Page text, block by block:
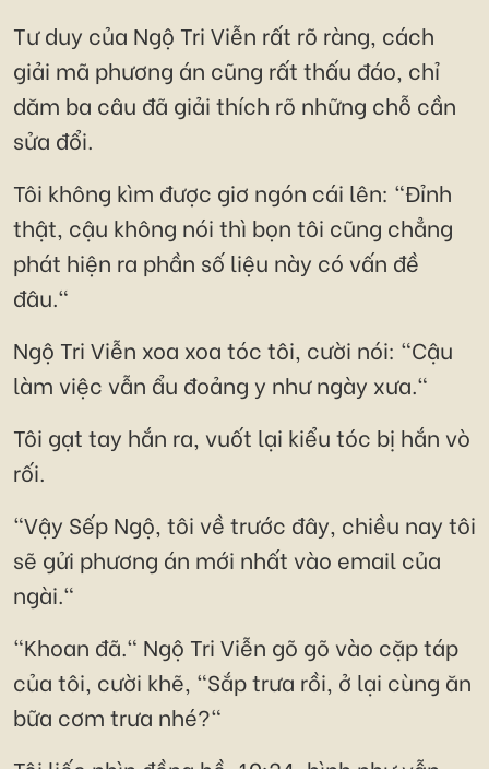
Tư duy của Ngộ Tri Viễn rất rõ ràng, cách
giải mã phương án cũng rất thấu đáo, chỉ
dăm ba câu đã giải thích rõ những chỗ cần
sửa đổi.
Tôi không kìm được giơ ngón cái lên: "Đỉnh
thật, cậu không nói thì bọn tôi cũng chẳng
phát hiện ra phần số liệu này có vấn đề
đâu."
Ngộ Tri Viễn xoa xoa tóc tôi, cười nói: "Cậu
làm việc vẫn ẩu đoảng y như ngày xưa."
Tôi gạt tay hắn ra, vuốt lại kiểu tóc bị hắn vò
rối.
"Vậy Sếp Ngộ, tôi về trước đây, chiều nay tôi
sẽ gửi phương án mới nhất vào email của
ngài."
"Khoan đã." Ngộ Tri Viễn gõ gõ vào cặp táp
của tôi, cười khẽ, "Sắp trưa rồi, ở lại cùng ăn
bữa cơm trưa nhé?"